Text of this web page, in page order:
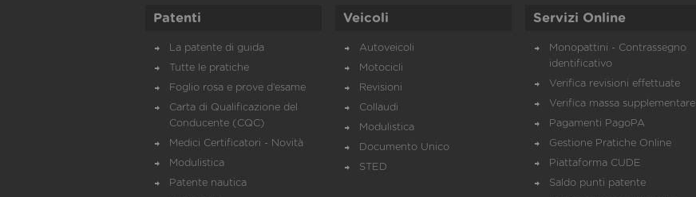
Patenti
La patente di guida
Tutte le pratiche
Foglio rosa e prove d’esame
Carta di Qualificazione del
Conducente (CQC)
Medici Certificatori - Novità
Modulistica
Patente nautica
Veicoli
Autoveicoli
Motocicli
Revisioni
Collaudi
Modulistica
Documento Unico
STED
Servizi Online
Monopattini - Contrassegno
identificativo
Verifica revisioni effettuate
Verifica massa supplementare
Pagamenti PagoPA
Gestione Pratiche Online
Piattaforma CUDE
Saldo punti patente